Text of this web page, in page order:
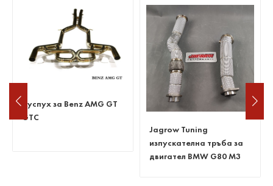
Jagrow Tuning ауспух
catback за BMW M850i
G15